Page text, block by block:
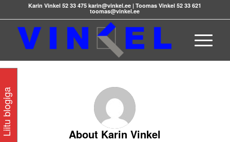
Karin Vinkel 52 33 475 karin@vinkel.ee | Toomas Vinkel 52 33 621
toomas@vinkel.ee
About Karin Vinkel
Liitu blogiga